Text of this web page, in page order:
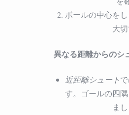
ボールの中心を
大切
異なる距離からのシ
近距離シュート
す。ゴールの四
まし